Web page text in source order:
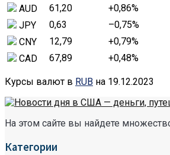
AUD
61,20 +0,86%
JPY
0,63 –0,75%
CNY
12,79 +0,79%
CAD
67,89 +0,48%
Курсы валют в RUB на 19.12.2023
На этом сайте вы найдете
Категории